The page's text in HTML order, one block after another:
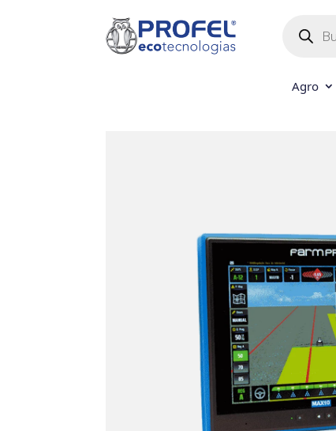
productos
Agro